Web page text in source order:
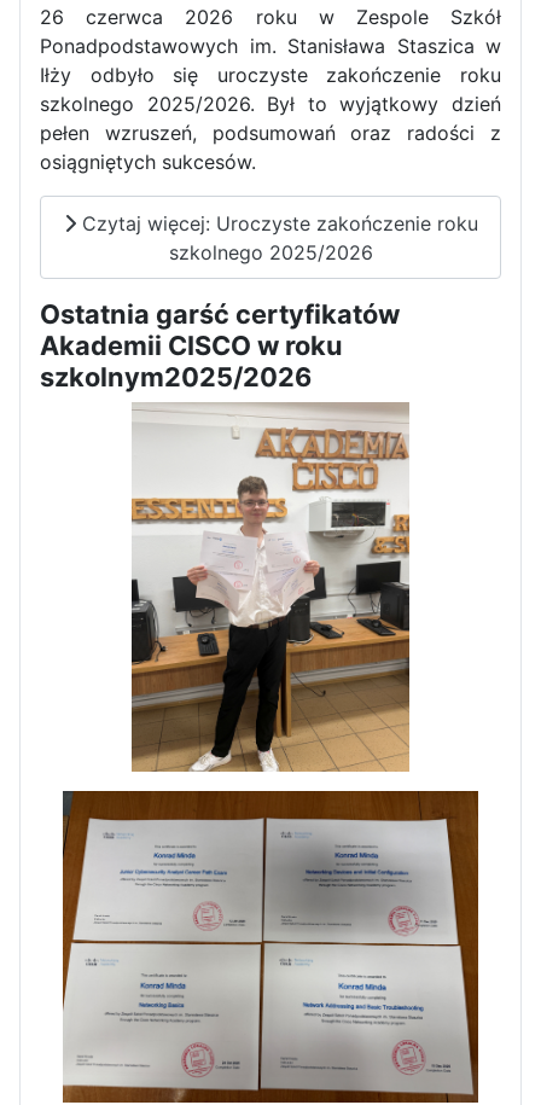
Dni Otwarte w „Staszicu” za
nami
Informatycy zapraszają do
Staszica w Iłży!
Zakończenie roku maturzystów
Zakończenie praktyk w
Portugalii
Rozpoczęcie kampanii „Gotowi
na kryzys” w ZSP w Iłży
26 czerwca 2026 roku w Zespole Szkół
Ponadpodstawowych im. Stanisława Staszica w
Iłży odbyło się uroczyste zakończenie roku
szkolnego 2025/2026. Był to wyjątkowy dzień
pełen wzruszeń, podsumowań oraz radości z
osiągniętych sukcesów.
Czytaj więcej: Uroczyste zakończenie roku
szkolnego 2025/2026
Ostatnia garść certyfikatów
Akademii CISCO w roku
szkolnym2025/2026